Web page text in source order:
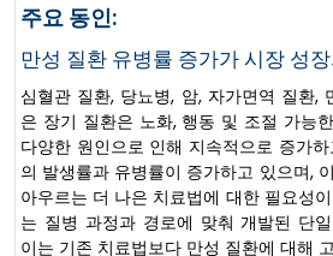
주요 동인:
만성 질환 유병률 증가가 시장 성
심혈관 질환, 당뇨병, 암, 자가면역 질환,
은 장기 질환은 노화, 행동 및 조절 가능
다양한 원인으로 인해 지속적으로 증가
의 발생률과 유병률이 증가하고 있으며,
아우르는 더 나은 치료법에 대한 필요성
는 질병 과정과 경로에 맞춰 개발된 단
이는 기존 치료법보다 만성 질환에 대해